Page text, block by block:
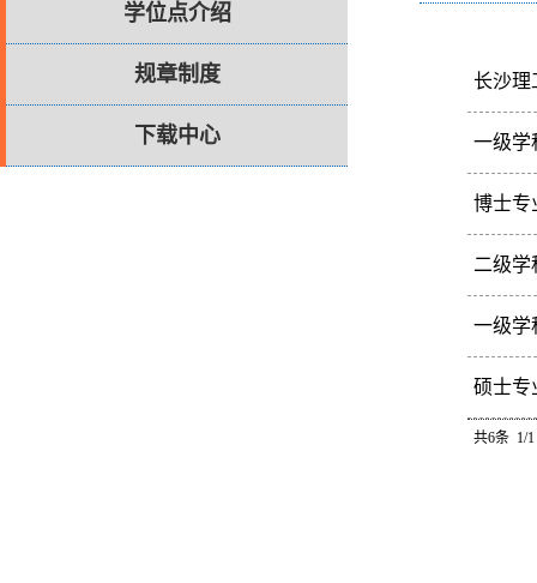
学位点介绍
规章制度
下载中心
长沙理
6专
一级学
一级
博士专
二级学
序号
一级学
序号
硕士专
共6条 1/1